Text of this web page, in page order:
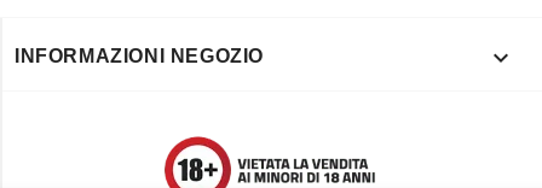
INFORMAZIONI NEGOZIO 